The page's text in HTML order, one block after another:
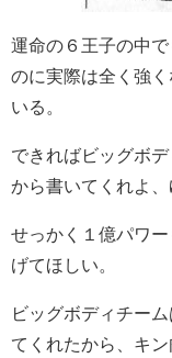
運命の６王子の中
のに実際は全く強
いる。
できればビッグボ
から書いてくれよ
せっかく１億パワ
げてほしい。
ビッグボディチー
てくれたから、キ